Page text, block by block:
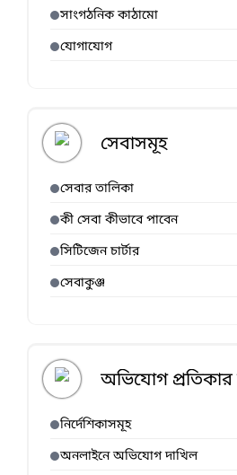
সাংগঠনিক কাঠামো
যোগাযোগ
সেবাসমূহ
সেবার তালিকা
কী সেবা কীভাবে পাবেন
সিটিজেন চার্টার
সেবাকুঞ্জ
অভিযোগ প্রতিকার
নির্দেশিকাসমূহ
অনলাইনে অভিযোগ দাখিল